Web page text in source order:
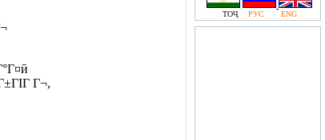
Г¬,
ТОҶ РУС ENG